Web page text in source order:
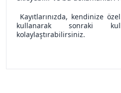
Kayıtlarınızda, kendinize
kullanarak sonraki
kolaylaştırabilirsiniz.